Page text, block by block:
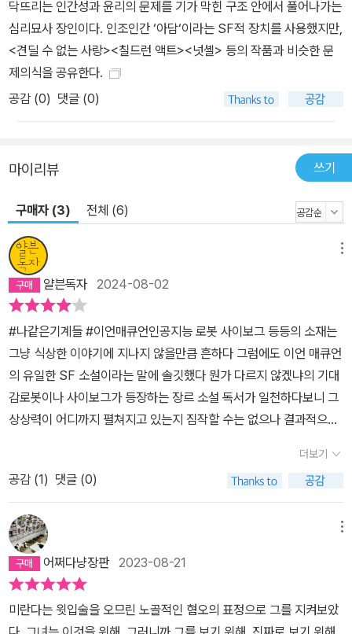
에 파악하고 직접 시를 짓기도 하는 아담은 스스로 확고한 자아가 있
다고 믿으며 특별한 관계를 맺은 상대에게 사랑을 느낄 뿐 아니라 그
감정이 부정당하면 모욕감을 느낀다. 고작해야 값비싼 새 장난감을
기대했던 찰리는 외양은 물론 내면까지 인간과 흡사한 아담을 보며
거대한 의문에 봉착한다. 우리를 이들 기계와 구별되는 인간으로 만
드는 것은 무엇인가. 어떤 의미에서는 인간보다 우월한 이들을 동등
것을 합리적이고 명료하게 판단하는 이들은 결함으로 가득한 인간과
서 거둔 눈부신 성취에도 불구하고 가난과 기후, 국제분쟁 등 수많은
문제를 해결하지 못한 인간사회에 던져진 인조인간들은 딜레마를 해
결하지 못한 채 속속 스스로의 시스템을 파괴하기에 이른다. 인조인
간은 불완전하고 타락한 우리에게 내려와 세상과 부대끼며 살아야 했
다. 무균 공장에서 조립된 손이 더러워져야 했다. 인간의 도덕 차원에
을 체험하고 고통을 느끼는 것이었다. _본문에서 친구도, 과거도, 미
래에 대한 의식도 없이 깨어난 인류 최초의 인조인간 아담, 모든 과거
를 뒤로한 채 그와 함께 새로운 미래를 만들어나갈 수 있으리라 기대
했던 찰리와 미란다는 과연 어떤 결말을 맞이할까. “감정의 문제, 최
첨단 과학, 철학적 고찰, 사회 현안에 대한 생생한 관찰을 아우르는 통
찰력이 돋보이는”(<선데이 타임스>) 이 작품을 통해 이언 매큐언은
인류가 머지않아 마주하게 될 미래에 대해 엄중한 경고를 보내는 듯
닥뜨리는 인간성과 윤리의 문제를 기가 막힌 구조 안에서 풀어나가는
심리묘사 장인이다. 인조인간 ‘아담‘이라는 SF적 장치를 사용했지만,
<견딜 수 없는 사랑><칠드런 액트><넛셸> 등의 작품과 비슷한 문
제의식을 공유한다.
공감 (0) 댓글 (0)
마이리뷰 쓰기
구매자 (3) 전체 (6)
얄븐독자 2024-08-02
#나같은기계들 #이언매큐언인공지능 로봇 사이보그 등등의 소재는
그냥 식상한 이야기에 지나지 않을만큼 흔하다 그럼에도 이언 매큐언
의 유일한 SF 소설이라는 말에 솔깃했다 뭔가 다르지 않겠냐의 기대
감로봇이나 사이보그가 등장하는 장르 소설 독서가 일천하다보니 그
상상력이 어디까지 펼쳐지고 있는지 짐작할 수는 없으나 결과적으로
이런류의 독서 경험이 많은 이들이 보기엔 싱거울지 어떨지 모르겠지
만은여튼소설에 등장하는 아담(또는 이브) 같은 로봇이 하나쯤 내 곁
에 있어서 내가 컨트롤 가능한 말벗이 있어도 좋겠다는 생각이 들다
가도 로봇이 스스로 학습을 통해 나보다 더 뛰어난 지적 능력을 갖게
되고 내 말을 거스를 수도 있거나 스스로 죽기도 하며 내가 너무 로봇
에 감정 이입을 하여 집착하게 되면 그땐 또 어쩌나 싶기도 해서 결국
그 대상이 사람이든 로봇이든 그게 중요한건가 그런 생각도...소설의
배경은 아르헨티나와 포클랜드 제도 전쟁을 하던 당시의 영국이지만
더보기
공감 (1) 댓글 (0)
어쩌다냥장판2023-08-21
미란다는 윗입술을 오므린 노골적인 혐오의 표정으로 그를 지켜보았